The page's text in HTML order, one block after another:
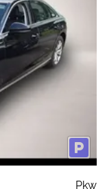
Pkw